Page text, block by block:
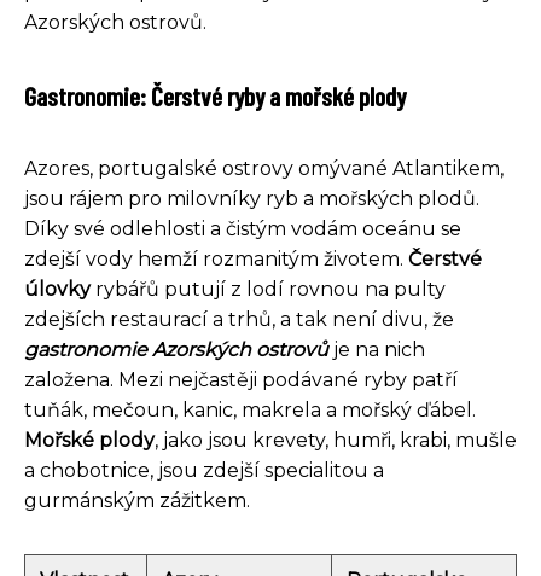
Azorských ostrovů.
Gastronomie: Čerstvé ryby a mořské plody
Azores, portugalské ostrovy omývané Atlantikem,
jsou rájem pro milovníky ryb a mořských plodů.
Díky své odlehlosti a čistým vodám oceánu se
zdejší vody hemží rozmanitým životem. Čerstvé
úlovkyrybářů putují z lodí rovnou na pulty
zdejších restaurací a trhů, a tak není divu, že
gastronomie Azorských ostrovůje na nich
založena. Mezi nejčastěji podávané ryby patří
tuňák, mečoun, kanic, makrela a mořský ďábel.
Mořské plody, jako jsou krevety, humři, krabi, mušle
a chobotnice, jsou zdejší specialitou a
gurmánským zážitkem.